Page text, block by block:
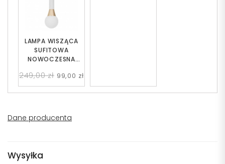
LAMPA WISZĄCA
SUFITOWA
NOWOCZESNA
FOLINO W1
249,00 zł 99,00 zł
Dane producenta
Wysyłka